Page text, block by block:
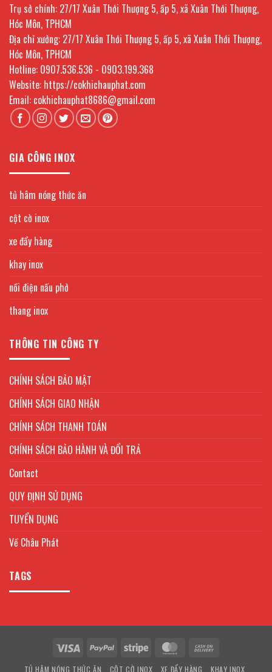
Trụ sở chính: 27/17 Xuân Thới Thượng 5, ấp 5, xã Xuân Thới Thượng,
Hóc Môn, TPHCM
Địa chỉ xưởng: 27/17 Xuân Thới Thượng 5, ấp 5, xã Xuân Thới Thượng,
Hóc Môn, TPHCM
Hotline: 0907.536.536 - 0903.199.368
Website: https://cokhichauphat.com
Email: cokhichauphat8686@gmail.com
GIA CÔNG INOX
tủ hâm nóng thức ăn
cột cờ inox
xe đẩy hàng
khay inox
nồi điện nấu phở
thang inox
THÔNG TIN CÔNG TY
CHÍNH SÁCH BẢO MẬT
CHÍNH SÁCH GIAO NHẬN
CHÍNH SÁCH THANH TOÁN
CHÍNH SÁCH BẢO HÀNH VÀ ĐỔI TRẢ
Contact
QUY ĐỊNH SỬ DỤNG
TUYỂN DỤNG
Về Châu Phát
TAGS
Visa PayPal Stripe MasterCard
TỦ HÂM NÓNG THỨC ĂN CỘT CỜ INOX XE ĐẨY HÀNG KHAY INOX